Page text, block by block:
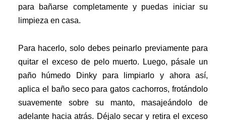
para bañarse completamente y puedas iniciar su
limpieza en casa.
Para hacerlo, solo debes peinarlo previamente para
quitar el exceso de pelo muerto. Luego, pásale un
paño húmedo Dinky para limpiarlo y ahora así,
aplica el baño seco para gatos cachorros, frotándolo
suavemente sobre su manto, masajeándolo de
adelante hacia atrás. Déjalo secar y retira el exceso